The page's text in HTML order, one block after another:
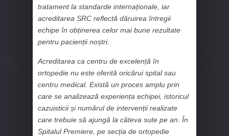
tratament la standarde internaționale, iar
acreditarea SRC reflectă dăruirea întregii
echipe în obținerea celor mai bune rezultate
pentru pacienții noștri.
Acreditarea ca centru de excelență în
ortopedie nu este oferită oricărui spital sau
centru medical. Există un proces amplu prin
care se analizează experiența echipei, istoricul
cazuisticii și numărul de intervenții realizate
care trebuie să ajungă la câteva sute pe an. În
Spitalul Premiere, pe secția de ortopedie